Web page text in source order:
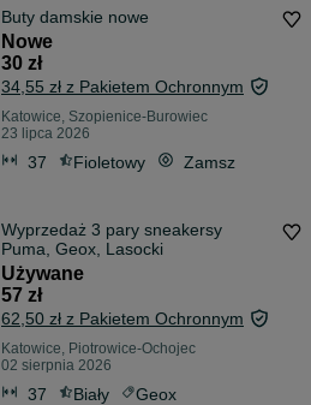
Buty damskie nowe
Nowe
30 zł
34,55 zł z Pakietem Ochronnym
Katowice, Szopienice-Burowiec
23 lipca 2026
37 Fioletowy Zamsz
Wyprzedaż 3 pary sneakersy
Puma, Geox, Lasocki
Używane
57 zł
62,50 zł z Pakietem Ochronnym
Katowice, Piotrowice-Ochojec
02 sierpnia 2026
37 Biały Geox